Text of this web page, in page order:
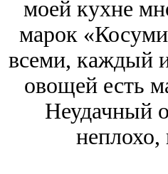
моей кухне
марок
всеми, каждый
овощей есть
Неудачный
неплохо,